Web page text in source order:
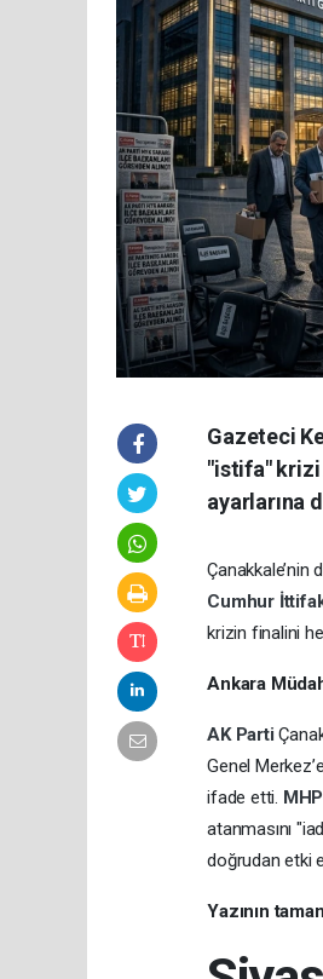
Gazeteci
"istifa" krizi
ayarlarına
Çanakkale’nin
Cumhur
krizin finalini
Ankara
AK Parti
Genel
ifade etti.
atanmasını
doğrudan etki
Yazının